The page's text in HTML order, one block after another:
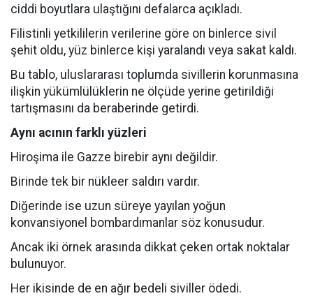
ciddi boyutlara ulaştığını defalarca açıkladı.
Filistinli yetkililerin verilerine göre on binlerce sivil
şehit oldu, yüz binlerce kişi yaralandı veya sakat kaldı.
Bu tablo, uluslararası toplumda sivillerin korunmasına
ilişkin yükümlülüklerin ne ölçüde yerine getirildiği
tartışmasını da beraberinde getirdi.
Aynı acının farklı yüzleri
Hiroşima ile Gazze birebir aynı değildir.
Birinde tek bir nükleer saldırı vardır.
Diğerinde ise uzun süreye yayılan yoğun
konvansiyonel bombardımanlar söz konusudur.
Ancak iki örnek arasında dikkat çeken ortak noktalar
bulunuyor.
Her ikisinde de en ağır bedeli siviller ödedi.